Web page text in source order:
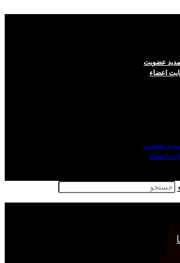
عضویت
اعضاء
عضویت
اعضاء